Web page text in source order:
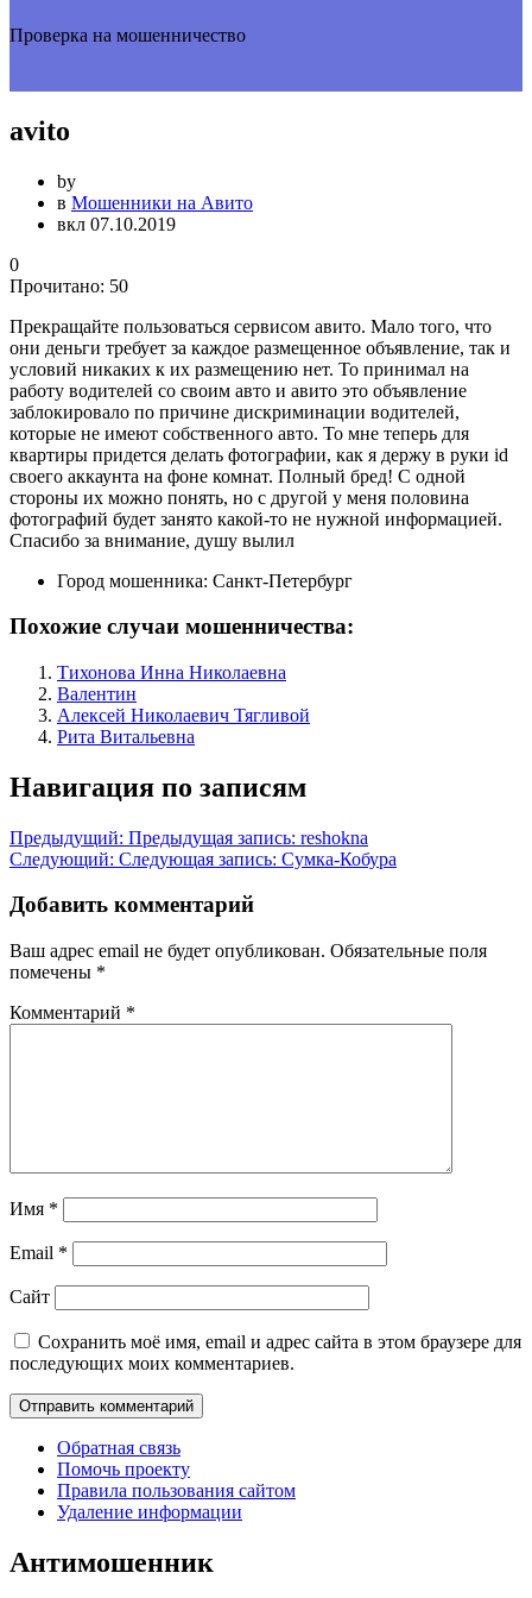
Проверка на мошенничество
avito
by
в Мошенники на Авито
вкл 07.10.2019
0
Прочитано: 50
Прекращайте пользоваться сервисом авито. Мало того, что
они деньги требует за каждое размещенное объявление, так и
условий никаких к их размещению нет. То принимал на
работу водителей со своим авто и авито это объявление
заблокировало по причине дискриминации водителей,
которые не имеют собственного авто. То мне теперь для
квартиры придется делать фотографии, как я держу в руки id
своего аккаунта на фоне комнат. Полный бред! С одной
стороны их можно понять, но с другой у меня половина
фотографий будет занято какой-то не нужной информацией.
Спасибо за внимание, душу вылил
Город мошенника: Санкт-Петербург
Похожие случаи мошенничества:
Тихонова Инна Николаевна
Валентин
Алексей Николаевич Тягливой
Рита Витальевна
Навигация по записям
Предыдущий: Предыдущая запись: reshokna
Следующий: Следующая запись: Сумка-Кобура
Добавить комментарий
Ваш адрес email не будет опубликован. Обязательные поля
помечены *
Комментарий *
Имя *
Email *
Сайт
Сохранить моё имя, email и адрес сайта в этом браузере для
последующих моих комментариев.
Обратная связь
Помочь проекту
Правила пользования сайтом
Удаление информации
Антимошенник